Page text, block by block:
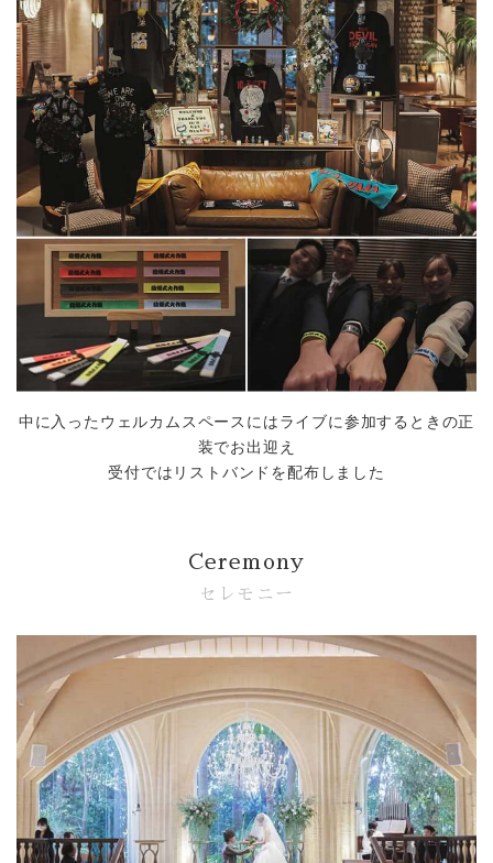
Bridal Fair
follow us
Facebook Wedding Restaurant Youtube
中に入ったウェルカムスペースにはライブに参加するときの正
装でお出迎え
受付ではリストバンドを配布しました
Ceremony
セレモニー